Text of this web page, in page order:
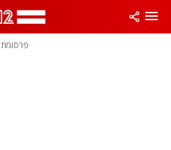
פרסומת